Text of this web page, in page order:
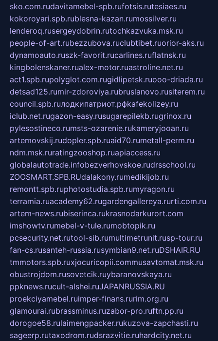
sko.com.rudavitamebel-spb.rufotsis.rutesiaes.ru
kokoroyari.spb.rublesna-kazan.rumossilver.ru
lenderoq.rusergeydobrin.rutochkazvuka.msk.ru
people-of-art.rubezzubova.ruclubtibet.ruorior-aks.ru
dynamoauto.ruszk-favorit.rucarlines.ruflatnsk.ru
kingbolenskaner.rualex-motor.ruastroline.net.ru
act1.spb.rupolyglot.com.rugidlipetsk.ruooo-driada.ru
detsad125.rumir-zdoroviya.rubruslanovo.rusiterem.ru
council.spb.ruлодкипатриот.рфkafekolizey.ru
iclub.net.rugazon-easy.rusugarepilekb.rugrinox.ru
pylesostineco.rumsts-ozarenie.rukameryjooan.ru
artemovskij.rudopler.spb.ruaid70.rumetall-perm.ru
ndm.msk.ruratingzooshop.ruapiaccess.ru
globalautotrade.infobezverhovskoe.rudrsschool.ru
ZOOSMART.SPB.RUdalakony.rumedikijob.ru
remontt.spb.ruphotostudia.spb.rumyragon.ru
terramia.ruacademy62.rugardengallereya.rurti.com.ru
artem-news.rubiserinca.rukrasnodarkurort.com
imshowtv.rumebel-v-tule.rumobtopik.ru
pcsecurity.net.rutool-sib.rumultimetrunit.rusp-tour.ru
fan-cs.rusanteh-russia.rusymbian9.net.ruDSHAIR.RU
tmmotors.spb.ruxjocuricopii.commusavtomat.msk.ru
obustrojdom.rusovetcik.ruybaranovskaya.ru
ppknews.rucult-alshei.ruJAPANRUSSIA.RU
proekciyamebel.ruimper-finans.rurim.org.ru
glamourai.rubrassminus.ruzabor-pro.ruftn.pp.ru
dorogoe58.rulaimengpacker.rukuzova-zapchasti.ru
sageerp.rutaxodrom.rudsrazvitie.ruhardcity.net.ru